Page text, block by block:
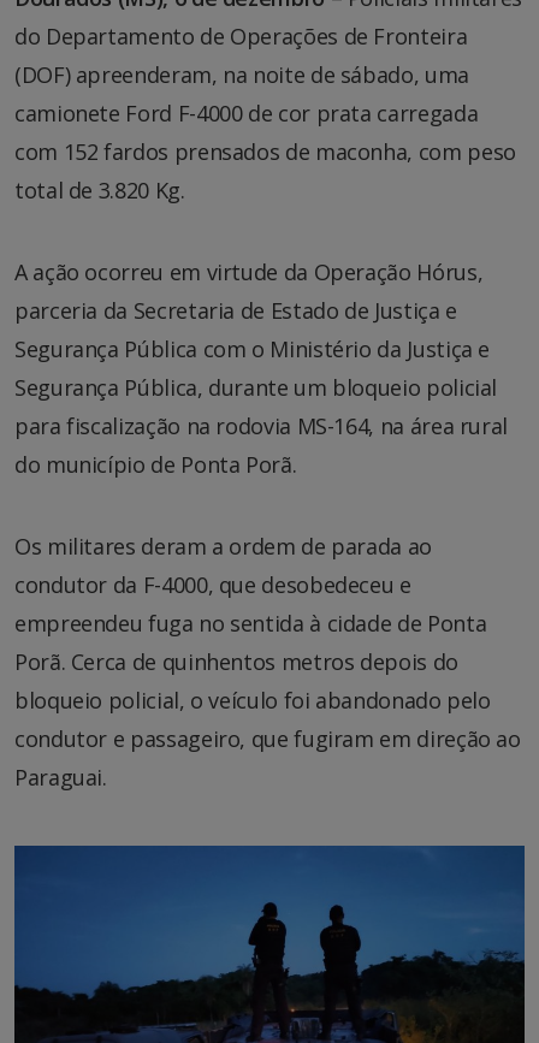
do Departamento de Operações de Fronteira
(DOF) apreenderam, na noite de sábado, uma
camionete Ford F-4000 de cor prata carregada
com 152 fardos prensados de maconha, com peso
total de 3.820 Kg.
A ação ocorreu em virtude da Operação Hórus,
parceria da Secretaria de Estado de Justiça e
Segurança Pública com o Ministério da Justiça e
Segurança Pública, durante um bloqueio policial
para fiscalização na rodovia MS-164, na área rural
do município de Ponta Porã.
Os militares deram a ordem de parada ao
condutor da F-4000, que desobedeceu e
empreendeu fuga no sentida à cidade de Ponta
Porã. Cerca de quinhentos metros depois do
bloqueio policial, o veículo foi abandonado pelo
condutor e passageiro, que fugiram em direção ao
Paraguai.